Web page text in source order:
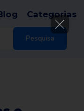
Pesquisa
Categorias